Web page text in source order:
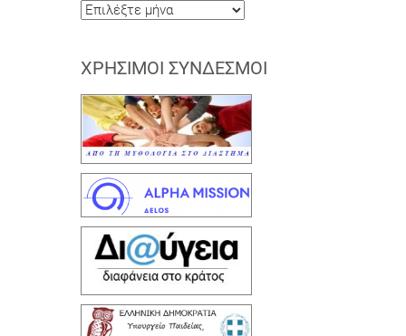
Ιστορικό
ΧΡΉΣΙΜΟΙ ΣΎΝΔΕΣΜΟΙ